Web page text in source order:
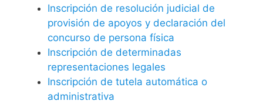
Inscripción de resolución judicial de
provisión de apoyos y declaración del
concurso de persona física
Inscripción de determinadas
representaciones legales
Inscripción de tutela automática o
administrativa